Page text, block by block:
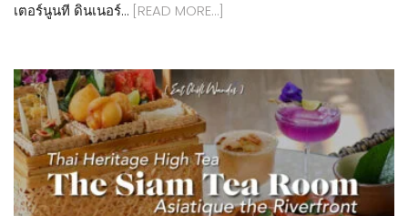
เตอร์นูนที ดินเนอร์… [READ MORE…]